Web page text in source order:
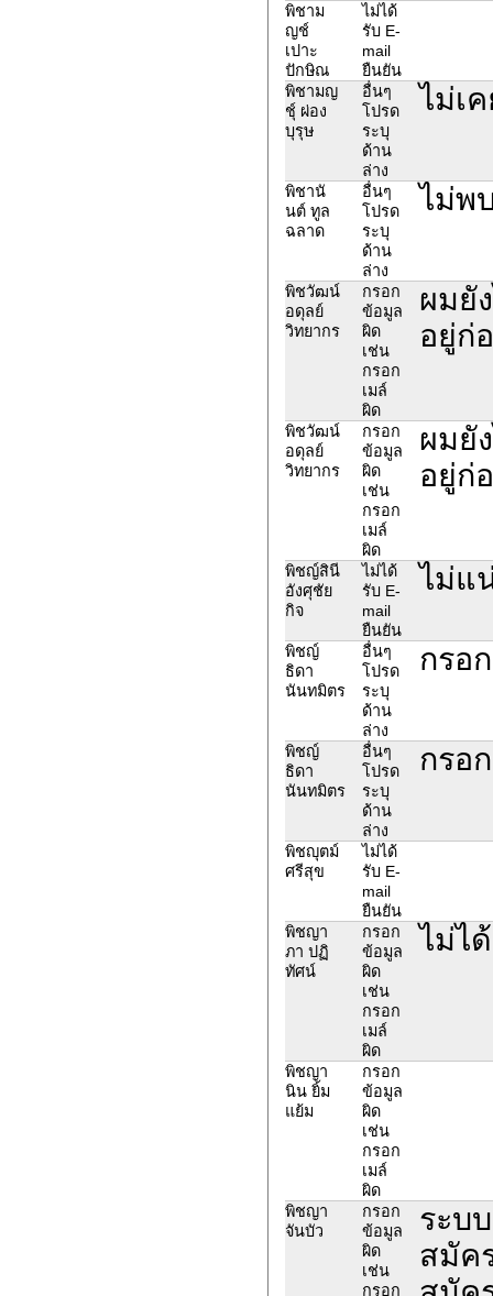
พิชาม
ญช์
เปาะ
ปักษิณ
ไม่ได้
รับ E-
mail
ยืนยัน
พิชามญ
ชุ์ ผ่อง
บุรุษ
อื่นๆ
โปรด
ระบุ
ด้าน
ล่าง
ไม่เ
พิชานั
นต์ ทูล
ฉลาด
อื่นๆ
โปรด
ระบุ
ด้าน
ล่าง
ไม่พ
พิชวัฒน์
อดุลย์
วิทยากร
กรอก
ข้อมูล
ผิด
เช่น
กรอก
เมล์
ผิด
ผมยั
อยู่ก่
พิชวัฒน์
อดุลย์
วิทยากร
กรอก
ข้อมูล
ผิด
เช่น
กรอก
เมล์
ผิด
ผมยั
อยู่ก่
พิชญ์สินี
อังศุชัย
กิจ
ไม่ได้
รับ E-
mail
ยืนยัน
ไม่แ
พิชญ์
ธิดา
นันทมิตร
อื่นๆ
โปรด
ระบุ
ด้าน
ล่าง
กรอ
พิชญ์
ธิดา
นันทมิตร
อื่นๆ
โปรด
ระบุ
ด้าน
ล่าง
กรอ
พิชญุตม์
ศรีสุข
ไม่ได้
รับ E-
mail
ยืนยัน
พิชญา
ภา ปฏิ
ทัศน์
กรอก
ข้อมูล
ผิด
เช่น
กรอก
เมล์
ผิด
ไม่ไ
พิชญา
นิน ยิ้ม
แย้ม
กรอก
ข้อมูล
ผิด
เช่น
กรอก
เมล์
ผิด
พิชญา
จันบัว
กรอก
ข้อมูล
ผิด
เช่น
กรอก
ระบ
สมัค